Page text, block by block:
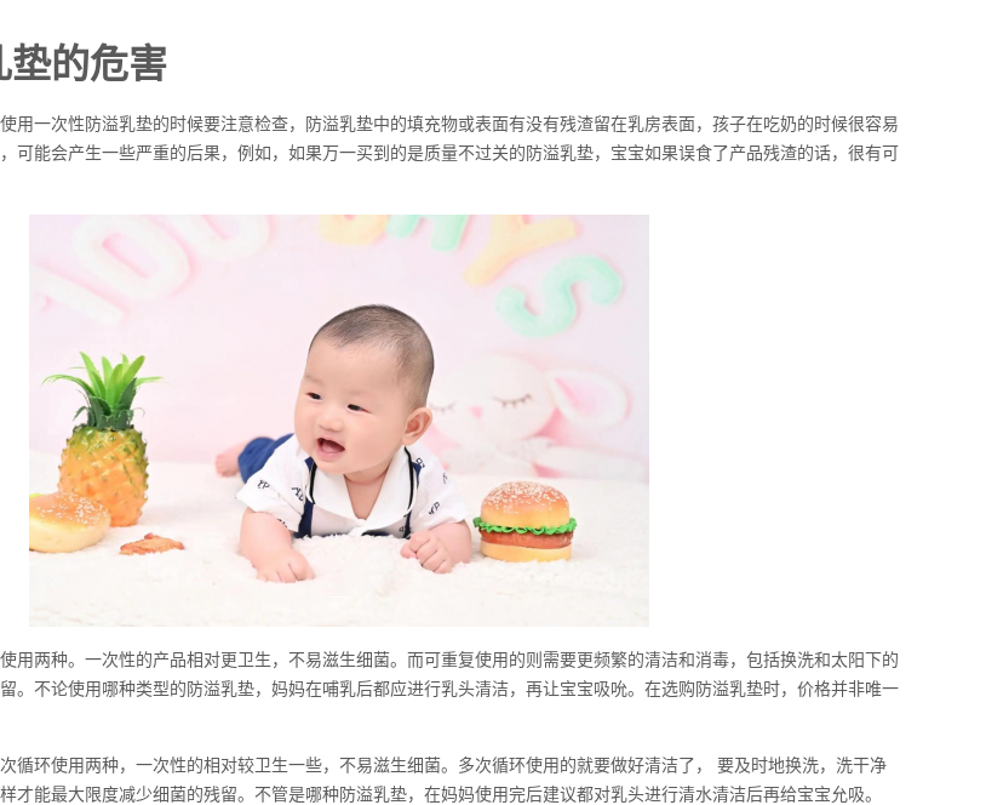
垫的危害
用一次性防溢乳垫的时候要注意检查，防溢乳垫中的填充物或表面有没有残渣留在乳房表面，孩子在吃奶的时候很容易
可能会产生一些严重的后果，例如，如果万一买到的是质量不过关的防溢乳垫，宝宝如果误食了产品残渣的话，很有可
用两种。一次性的产品相对更卫生，不易滋生细菌。而可重复使用的则需要更频繁的清洁和消毒，包括换洗和太阳下的
。不论使用哪种类型的防溢乳垫，妈妈在哺乳后都应进行乳头清洁，再让宝宝吸吮。在选购防溢乳垫时，价格并非唯一
循环使用两种，一次性的相对较卫生一些，不易滋生细菌。多次循环使用的就要做好清洁了， 要及时地换洗，洗干净
才能最大限度减少细菌的残留。不管是哪种防溢乳垫，在妈妈使用完后建议都对乳头进行清水清洁后再给宝宝允吸。